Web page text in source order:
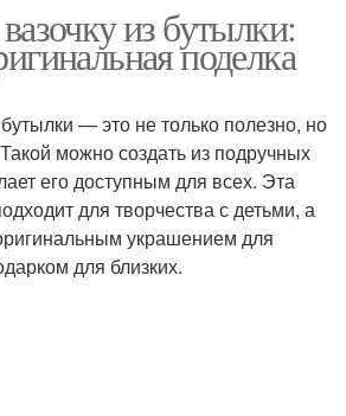
из бутылки:
поделка
— это не только полезно, но
можно создать из подручных
его доступным для всех. Эта
для творчества с детьми, а
украшением для
для близких.